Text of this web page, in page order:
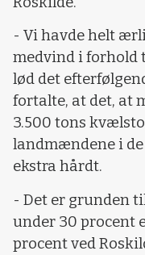
- Vi havde helt
medvind i forhold
lød det
fortalte, at det, at
3.500 tons
landmændene i
ekstra hårdt.
- Det er grunden
under 30 procent
procent ved